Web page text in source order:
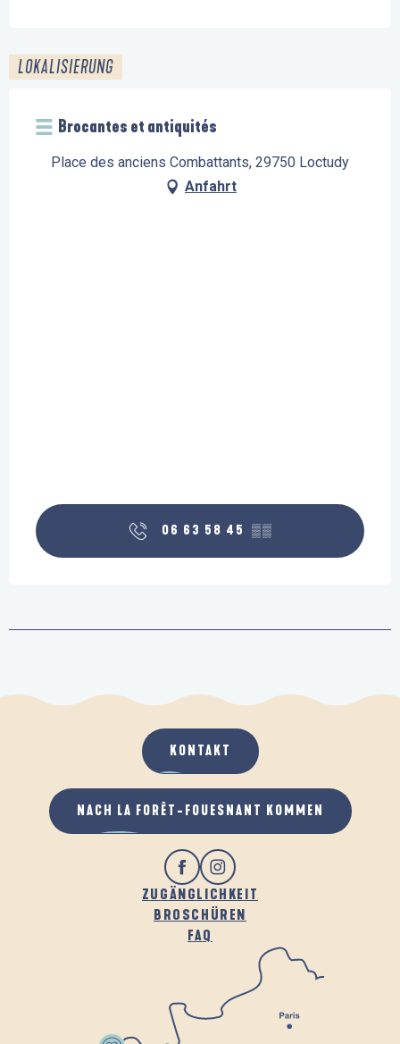
LOKALISIERUNG
Brocantes et antiquités
Place des anciens Combattants, 29750 Loctudy
Anfahrt
06 63 58 45 ▒▒
ZUGÄNGLICHKEIT
BROSCHÜREN
FAQ
KONTAKT
NACH LA FORÊT-FOUESNANT KOMMEN